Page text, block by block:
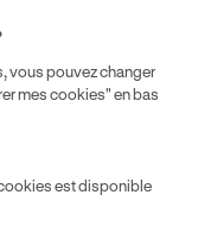
les droits acquis
un titulaire
à charge dépend du
Formation et du
vous pouvez changer
mes cookies" en bas
est disponible